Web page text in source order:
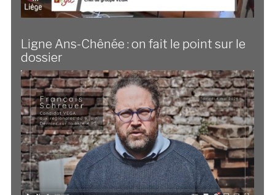
Ligne Ans-Chênée : on fait le point sur le
dossier